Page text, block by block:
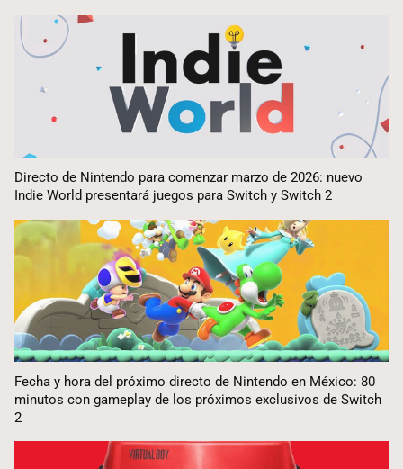
Directo de Nintendo para comenzar marzo de 2026: nuevo
Indie World presentará juegos para Switch y Switch 2
Fecha y hora del próximo directo de Nintendo en México: 80
minutos con gameplay de los próximos exclusivos de Switch
2